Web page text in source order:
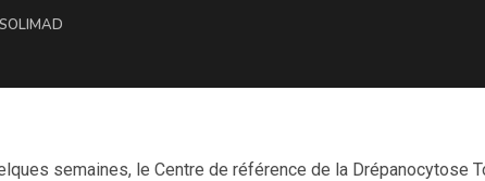
semaines, le Centre de référence de la Drépanocytose